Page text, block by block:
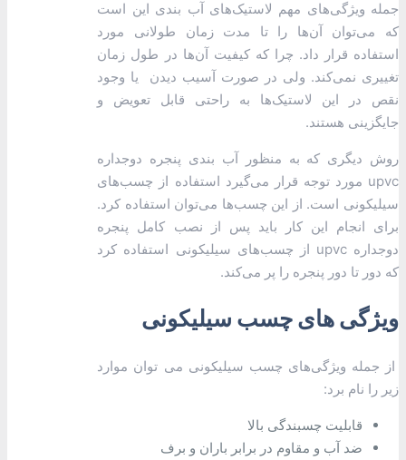
جمله ویژگی‌های مهم لاستیک‌های آب‌ بندی این است
که می‌توان آن‌ها را تا مدت زمان طولانی مورد
استفاده قرار داد. چرا که کیفیت آن‌ها در طول زمان
تغییری نمی‌کند. ولی در صورت آسیب دیدن یا وجود
نقص در این لاستیک‌ها به راحتی قابل تعویض و
جایگزینی هستند.
روش دیگری که به منظور آب بندی پنجره دوجداره
upvc مورد توجه قرار می‌گیرد استفاده از چسب‌های
سیلیکونی است. از این چسب‌ها می‌توان استفاده کرد.
برای انجام این کار باید پس از نصب کامل پنجره
دوجداره upvc از چسب‌های سیلیکونی استفاده کرد
که دور تا دور پنجره را پر می‌کند.
ویژگی ‌های چسب سیلیکونی
از جمله ویژگی‌های چسب سیلیکونی می توان موارد
زیر را نام برد:
قابلیت چسبندگی بالا
ضد آب و مقاوم در برابر باران و برف